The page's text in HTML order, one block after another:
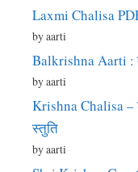
Laxmi Chalisa PDF
by aarti
Balkrishna Aarti :
by aarti
Krishna Chalisa –
स्तुति
by aarti